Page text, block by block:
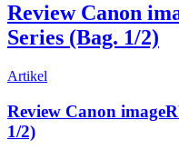
Review Canon
Series (Bag. 1/2)
Artikel
Review Canon
1/2)